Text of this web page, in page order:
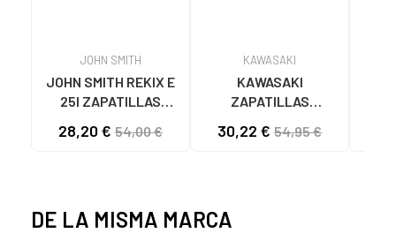
JOHN SMITH
JOHN SMITH REKIX E
25I ZAPATILLAS
NEGRO NEGRO
28,20 € 54,00 €
KAWASAKI
KAWASAKI
ZAPATILLAS
CANVAS K192495
30,22 € 54,95 €
DE LA MISMA MARCA